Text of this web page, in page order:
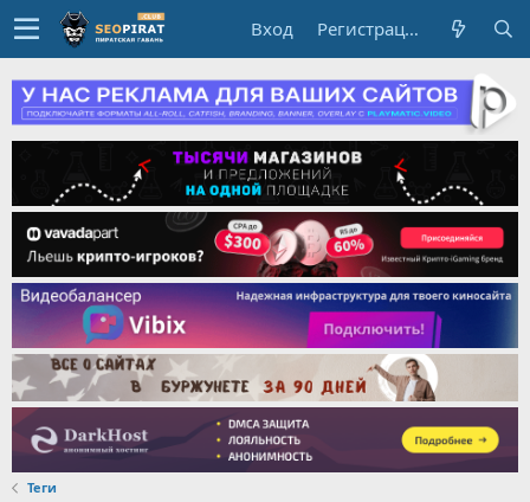
Вход Регистрация
Теги